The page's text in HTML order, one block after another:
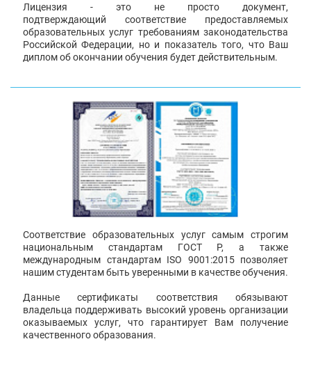
Лицензия - это не просто документ,
подтверждающий соответствие предоставляемых
образовательных услуг требованиям законодательства
Российской Федерации, но и показатель того, что Ваш
диплом об окончании обучения будет действительным.
Соответствие образовательных услуг самым строгим
национальным стандартам ГОСТ Р, а также
международным стандартам ISO 9001:2015 позволяет
нашим студентам быть уверенными в качестве обучения.
Данные сертификаты соответствия обязывают
владельца поддерживать высокий уровень организации
оказываемых услуг, что гарантирует Вам получение
качественного образования.